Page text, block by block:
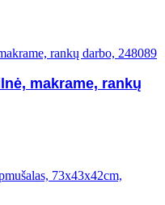
makrame, rankų